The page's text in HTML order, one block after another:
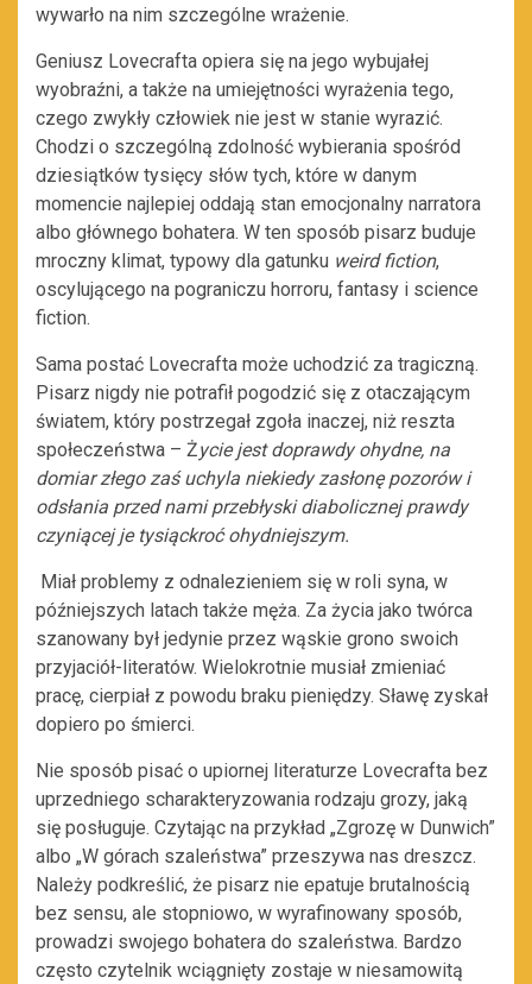
wywarło na nim szczególne wrażenie.
Geniusz Lovecrafta opiera się na jego wybujałej
wyobraźni, a także na umiejętności wyrażenia tego,
czego zwykły człowiek nie jest w stanie wyrazić.
Chodzi o szczególną zdolność wybierania spośród
dziesiątków tysięcy słów tych, które w danym
momencie najlepiej oddają stan emocjonalny narratora
albo głównego bohatera. W ten sposób pisarz buduje
mroczny klimat, typowy dla gatunku weird fiction,
oscylującego na pograniczu horroru, fantasy i science
fiction.
Sama postać Lovecrafta może uchodzić za tragiczną.
Pisarz nigdy nie potrafił pogodzić się z otaczającym
światem, który postrzegał zgoła inaczej, niż reszta
społeczeństwa – Życie jest doprawdy ohydne, na
domiar złego zaś uchyla niekiedy zasłonę pozorów i
odsłania przed nami przebłyski diabolicznej prawdy
czyniącej je tysiąckroć ohydniejszym.
Miał problemy z odnalezieniem się w roli syna, w
późniejszych latach także męża. Za życia jako twórca
szanowany był jedynie przez wąskie grono swoich
przyjaciół-literatów. Wielokrotnie musiał zmieniać
pracę, cierpiał z powodu braku pieniędzy. Sławę zyskał
dopiero po śmierci.
Nie sposób pisać o upiornej literaturze Lovecrafta bez
uprzedniego scharakteryzowania rodzaju grozy, jaką
się posługuje. Czytając na przykład „Zgrozę w Dunwich”
albo „W górach szaleństwa” przeszywa nas dreszcz.
Należy podkreślić, że pisarz nie epatuje brutalnością
bez sensu, ale stopniowo, w wyrafinowany sposób,
prowadzi swojego bohatera do szaleństwa. Bardzo
często czytelnik wciągnięty zostaje w niesamowitą